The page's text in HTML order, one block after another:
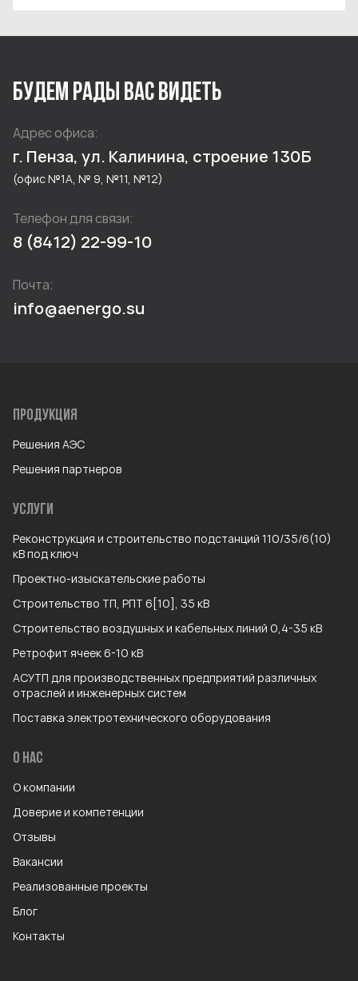
БУДЕМ РАДЫ ВАС ВИДЕТЬ
Адрес офиса:
г. Пенза, ул. Калинина, строение 130Б
(офис №1А, № 9, №11, №12)
Телефон для связи:
8 (8412) 22-99-10
Почта:
info@aenergo.su
ПРОДУКЦИЯ
Решения АЭС
Решения партнеров
УСЛУГИ
Реконструкция и строительство подстанций 110/35/6(10)
кВ под ключ
Проектно-изыскательские работы
Строительство ТП, РПТ 6[10], 35 кВ
Строительство воздушных и кабельных линий 0,4-35 кВ
Ретрофит ячеек 6-10 кВ
АСУТП для производственных предприятий различных
отраслей и инженерных систем
Поставка электротехнического оборудования
О НАС
О компании
Доверие и компетенции
Отзывы
Вакансии
Реализованные проекты
Блог
Контакты